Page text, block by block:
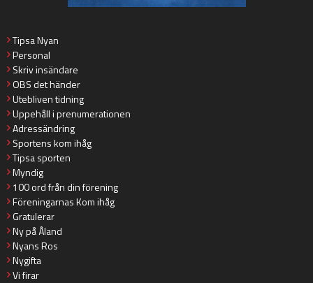
Tipsa Nyan
Personal
Skriv insändare
OBS det händer
Utebliven tidning
Uppehåll i prenumerationen
Adressändring
Sportens kom ihåg
Tipsa sporten
Myndig
100 ord från din förening
Föreningarnas Kom ihåg
Gratulerar
Ny på Åland
Nyans Ros
Nygifta
Vi firar